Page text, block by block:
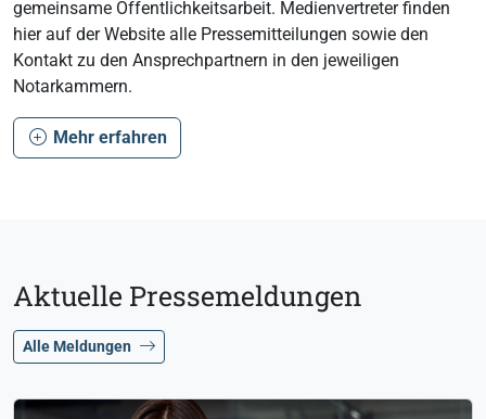
gemeinsame Öffentlichkeitsarbeit. Medienvertreter finden
hier auf der Website alle Pressemitteilungen sowie den
Kontakt zu den Ansprechpartnern in den jeweiligen
Notarkammern.
Mehr erfahren
Aktuelle Pressemeldungen
Alle Meldungen